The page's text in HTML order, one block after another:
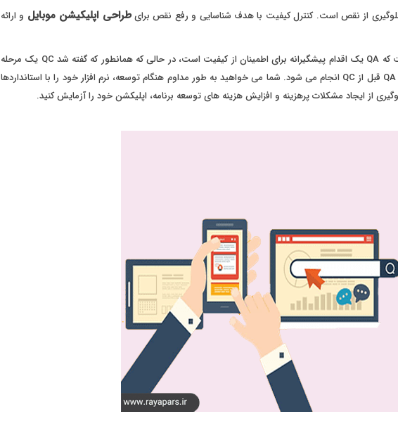
از نقص است. کنترل کیفیت با هدف شناسایی و رفع نقص برایطراحی اپلیکیشن موبایل و ارائه
وجه تمایز بین QA و QC این است که QA یک اقدام پیشگیرانه برای اطمینان از کیفیت است، در حالی که همانطور که گفته شد QC یک مرحله
واکنشی است؛ به این معناست که QA قبل از QC انجام می شود. شما می خواهید به طور مداوم هنگام توسعه، نرم افزار خود را با استانداردها
از ایجاد مشکلات پرهزینه و افزایش هزینه های توسعه برنامه، اپلیکشن خود را آزمایش کنید.